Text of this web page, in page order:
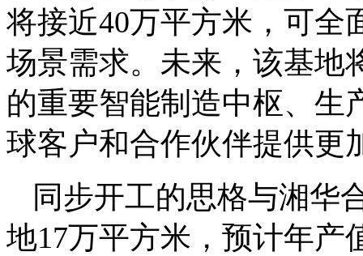
将接近40万平方米，可全
场景需求。未来，该基地
的重要智能制造中枢、生
球客户和合作伙伴提供更
同步开工的思格与湘华
地17万平方米，预计年产